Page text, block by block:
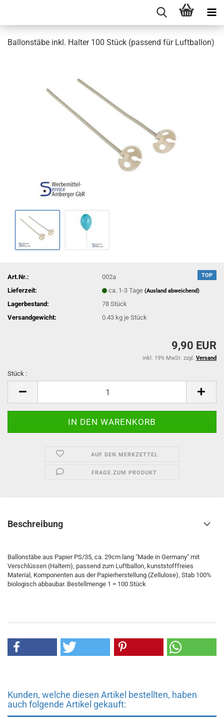
Bal­lon­stä­be inkl. Hal­ter 100 Stück (pas­send für Luft­bal­lon)
TOP
Art.Nr.:
002a
Lieferzeit:
ca. 1-3 Tage(Ausland abweichend)
Lagerbestand: 78Stück
Versandgewicht:
0.43 kg je Stück
9,90 EUR
inkl. 19% MwSt. zzgl. Versand
Stück :
AUF DEN MERKZETTEL
FRAGE ZUM PRODUKT
Beschreibung
Ballonstäbe aus Papier PS/35, ca. 29cm lang "Made in Germany" mit
Verschlüssen (Haltern), passend zum Luftballon, kunststofffreies
Material, Komponenten aus der Papierherstellung (Zellulose), Stab 100%
biologisch abbaubar. Bestellmenge 1 = 100 Stück
Kunden, welche diesen Artikel bestellten, haben
auch folgende Artikel gekauft: